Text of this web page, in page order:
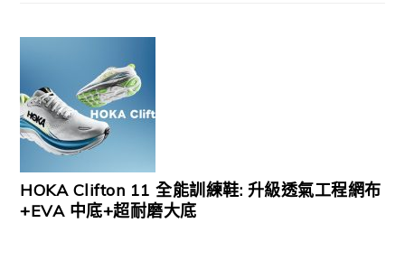
HOKA Clifton 11 全能訓練鞋: 升級透氣工程網布
+EVA 中底+超耐磨大底